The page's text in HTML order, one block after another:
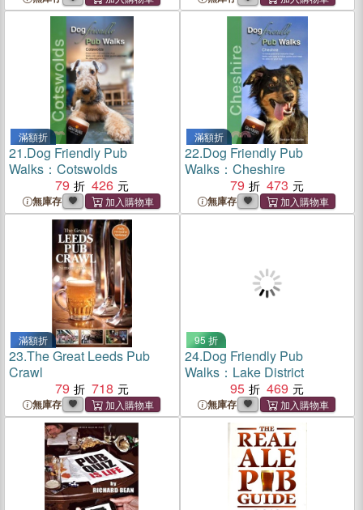
滿額折
21.Dog Friendly Pub
Walks：Cotswolds
79
426
無庫存
滿額折
22.Dog Friendly Pub
Walks：Cheshire
79
473
無庫存
滿額折
23.The Great Leeds Pub
Crawl
79
718
無庫存
95 折
24.Dog Friendly Pub
Walks：Lake District
95
469
無庫存